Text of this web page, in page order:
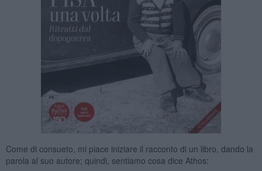
Come di consueto, mi piace iniziare il racconto di un libro, dando la
parola al suo autore; quindi, sentiamo cosa dice Athos: